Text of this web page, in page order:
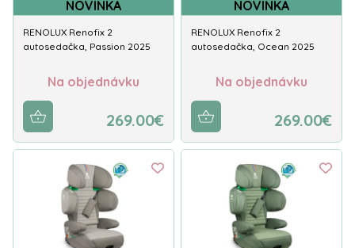
NOVINKA
RENOLUX Renofix 2
autosedačka, Passion 2025
Na objednávku
269.00€
NOVINKA
RENOLUX Renofix 2
autosedačka, Ocean 2025
Na objednávku
269.00€